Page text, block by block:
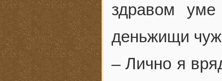
здравом уме
деньжищи
– Лично я